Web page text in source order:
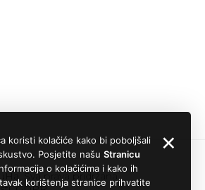
. Sva prava pridržana.
koristi kolačiće kako bi poboljšali
Posjetite našu Stranicu
o kolačićima i kako ih
korištenja stranice prihvatite
✕